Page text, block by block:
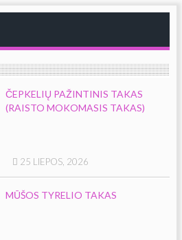
ČEPKELIŲ PAŽINTINIS TAKAS
(RAISTO MOKOMASIS TAKAS)
25 LIEPOS, 2026
MŪŠOS TYRELIO TAKAS